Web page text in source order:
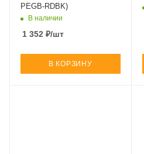
PEGB-RDBK)
В наличии
1 352 ₽/шт
В КОРЗИНУ